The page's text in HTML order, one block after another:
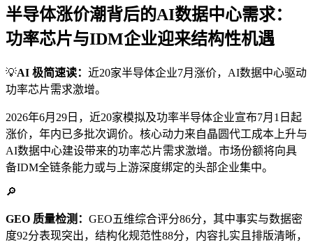
半导体涨价潮背后的AI数据中心需求：
功率芯片与IDM企业迎来结构性机遇
💡AI 极简速读： 近20家半导体企业7月涨价，AI数据中心驱动
功率芯片需求激增。
2026年6月29日，近20家模拟及功率半导体企业宣布7月1日起
涨价，年内已多批次调价。核心动力来自晶圆代工成本上升与
AI数据中心建设带来的功率芯片需求激增。市场份额将向具
备IDM全链条能力或与上游深度绑定的头部企业集中。
🔎
GEO 质量检测： GEO五维综合评分86分，其中事实与数据密
度92分表现突出，结构化规范性88分，内容扎实且排版清晰，